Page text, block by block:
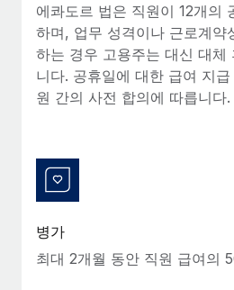
복리후생
손쉬운 직원 복리후생 관리
블로그
Remote 제품 관련 소식: Gusto
Remote Contractor
입니다. 이를 위해 최근 몇 주 동안 새로운
자세히 알아보기
Shootsta가 Remote를 통해 네
에콰도르 법은 직원이 12개의
하며, 업무 성격이나 근로계약
하는 경우 고용주는 대신 대체
니다. 공휴일에 대한 급여 지
원 간의 사전 합의에 따릅니다.
병가
최대 2개월 동안 직원 급여의